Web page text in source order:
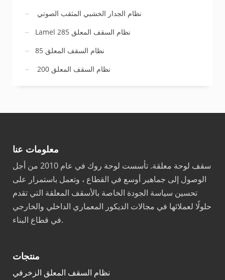
نظام الجدار الخشبي المثقب الصوتي
Lamel 285 نظام السقف المعلق
نظام السقف المعلق 85
نظام السقف المعلق 200
معلومات عنا
سقف لوحة معلقة. تأسست لوحة روك في عام 2010 من أجل
الوصول إلى جماهير أوسع في القطاع ، وتعمل باستمرار على
تحسين سياسة الجودة الخاصة بالأسقف المعلقة التي تقدم
حلولًا لعملائها في مجالات الديكور المعماري الداخلي والخارجي
في قطاع البناء.
منتجات
نظام السقف المعلق الزخرفي